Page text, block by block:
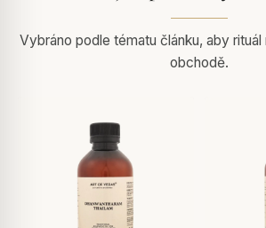
Vybráno podle tématu článku, aby
obchodě.